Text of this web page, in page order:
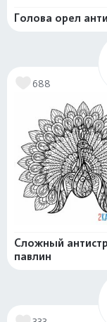
Голова орел
688
Сложный
павлин